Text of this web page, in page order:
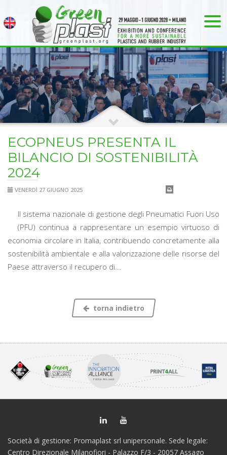
ECOPNEUS PRESENTA IL
BILANCIO DI SOSTENIBILITÀ
2024
VENERDÌ 27 GIUGNO 2025
Il sistema nazionale di gestione degli Pneumatici Fuori Uso
(PFU) continua a rappresentare un esempio virtuoso di
economia circolare in Italia, contribuendo concretamente alla
sostenibilità ambientale e alla valorizzazione delle risorse del
Paese attraverso il recupero di...
torna indietro
Società di gestione: Promaplast srl unipersonale. Sede legale:
Centro Direzionale Milanofiori - Palazzo F/3 - 20057 Assago